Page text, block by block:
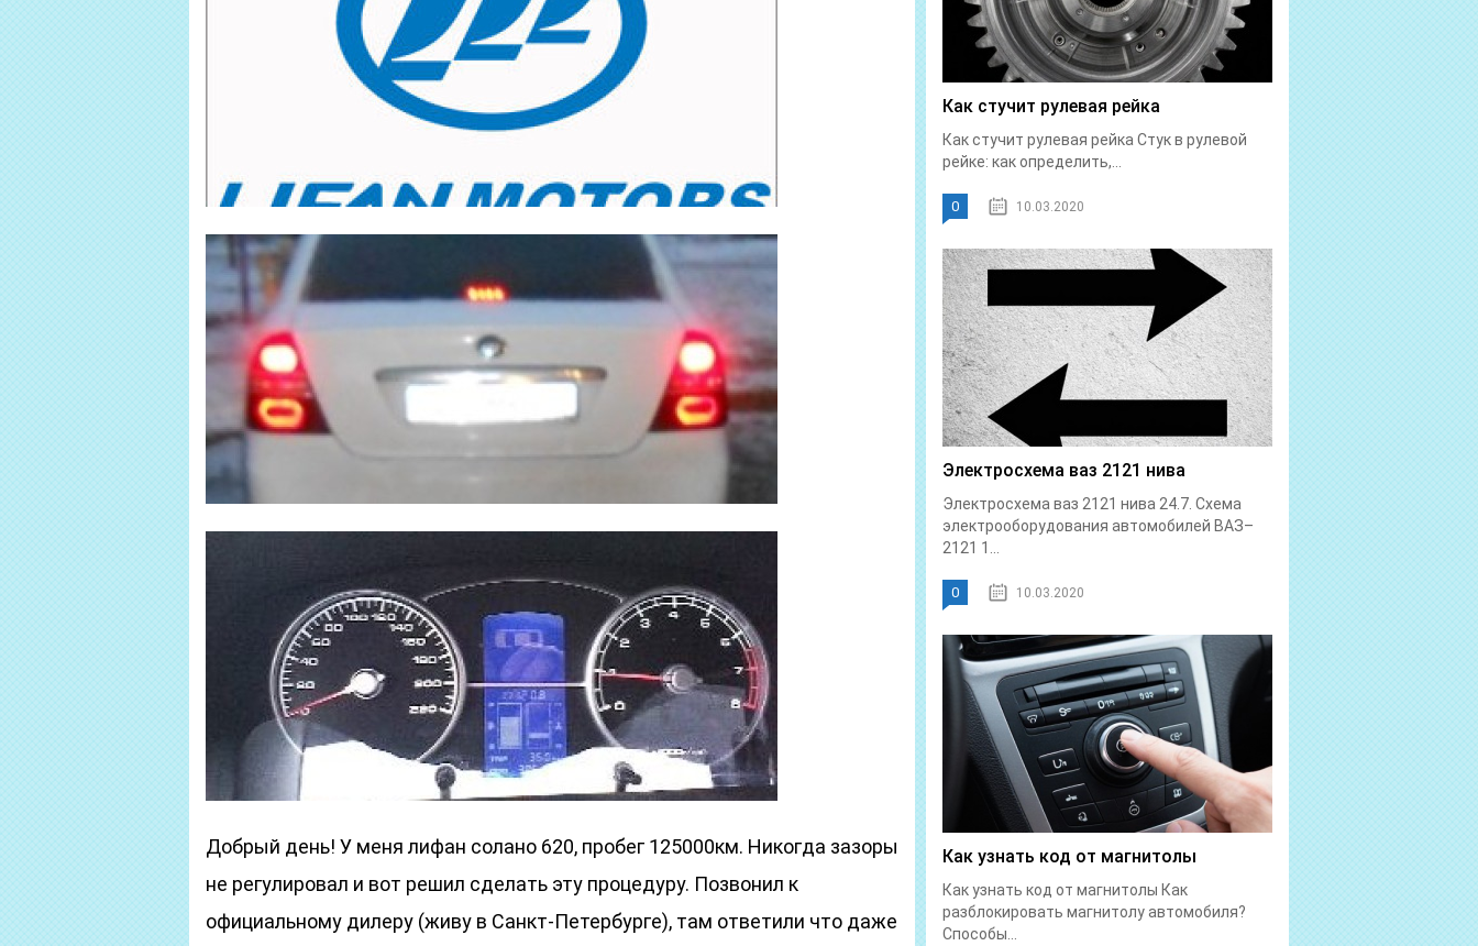
Добрый день! У меня лифан солано 620, пробег 125000км. Никогда зазоры
не регулировал и вот решил сделать эту процедуру. Позвонил к
официальному дилеру (живу в Санкт-Петербурге), там ответили что даже
Как стучит рулевая рейка
Как стучит рулевая рейка Стук в рулевой
рейке: как определить,...
0 10.03.2020
Электросхема ваз 2121 нива
Электросхема ваз 2121 нива 24.7. Схема
электрооборудования автомобилей ВАЗ–
2121 1...
0 10.03.2020
Как узнать код от магнитолы
Как узнать код от магнитолы Как
разблокировать магнитолу автомобиля?
Способы...